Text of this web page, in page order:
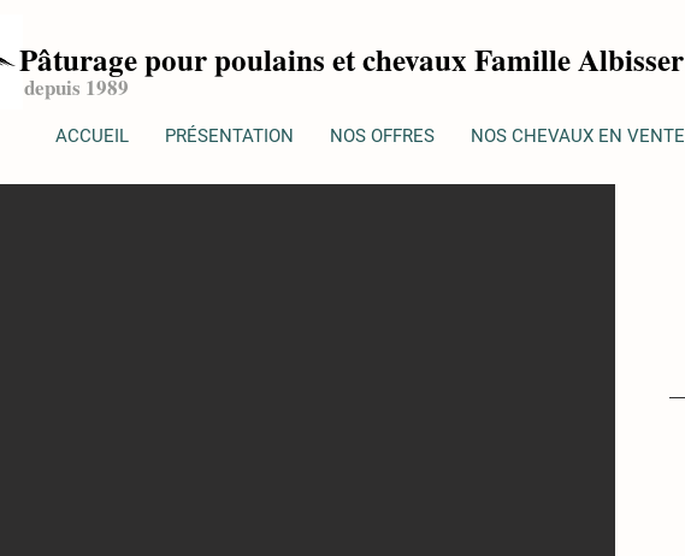
Pâturage pour poulains et chevaux Famille Albisser
depuis 1989
ACCUEIL PRÉSENTATION NOS OFFRES NOS CHEVAUX EN VENTE